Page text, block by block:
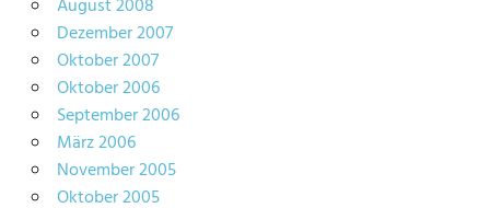
August 2008
Dezember 2007
Oktober 2007
Oktober 2006
September 2006
März 2006
November 2005
Oktober 2005